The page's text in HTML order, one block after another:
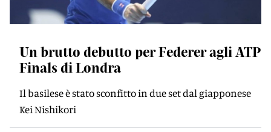
Un brutto debutto per Federer agli ATP
Finals di Londra
Il basilese è stato sconfitto in due set dal giapponese
Kei Nishikori